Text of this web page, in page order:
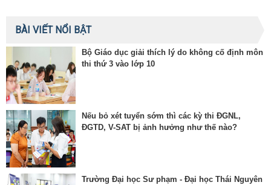
BÀI VIẾT NỔI BẬT
Bộ Giáo dục giải thích lý do không cố định môn
thi thứ 3 vào lớp 10
Nếu bỏ xét tuyển sớm thì các kỳ thi ĐGNL,
ĐGTD, V-SAT bị ảnh hưởng như thế nào?
Trường Đại học Sư phạm - Đại học Thái Nguyên